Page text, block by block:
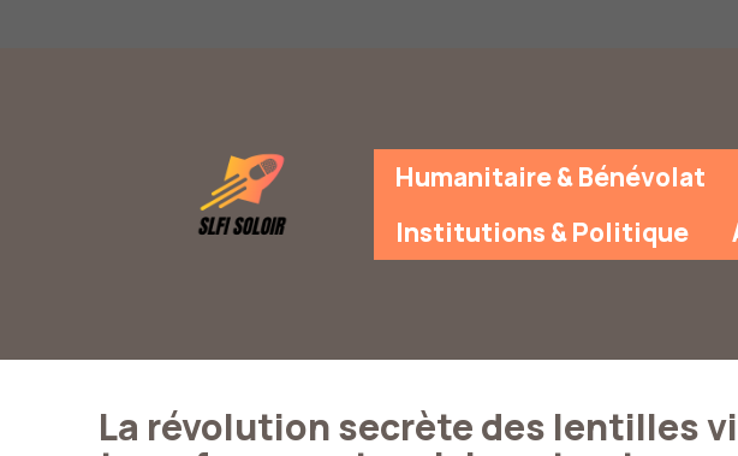
Humanitaire & Bénévolat
Institutions & Politique
La révolution secrète des lentilles